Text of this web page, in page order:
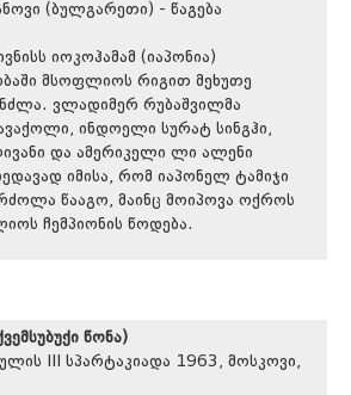
(ბულგარეთი) - წაგება
იოკოჰამამ (იაპონია)
მსოფლიოს რიგით მეხუთე
ვლადიმერ რუბაშვილმა
ინდოელი სურატ სინგჰი,
და ამერიკელი ლი ალენი
იმისა, რომ იაპონელ ტამიჯი
წააგო, მაინც მოიპოვა ოქროს
ჩემპიონის წოდება.
წონა)
III სპარტაკიადა 1963, მოსკოვი,